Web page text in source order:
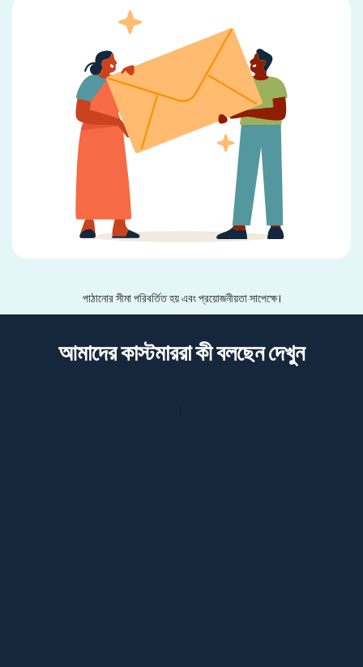
পাঠানোর সীমা পরিবর্তিত হয় এবং প্রয়োজনীয়তা সাপেক্ষে।
আমাদের কাস্টমাররা কী বলছেন দেখুন